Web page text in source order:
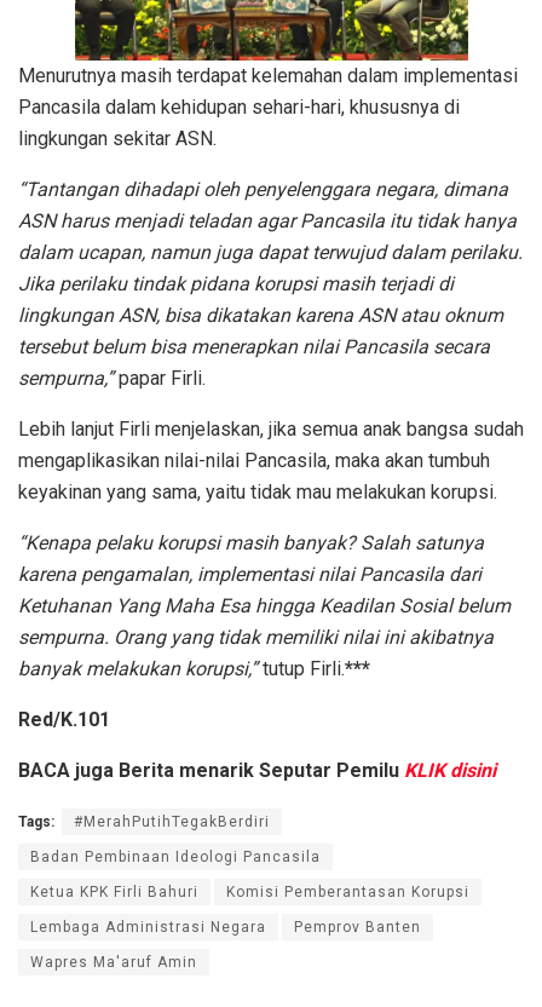
Menurutnya masih terdapat kelemahan dalam implementasi
Pancasila dalam kehidupan sehari-hari, khususnya di
lingkungan sekitar ASN.
“Tantangan dihadapi oleh penyelenggara negara, dimana
ASN harus menjadi teladan agar Pancasila itu tidak hanya
dalam ucapan, namun juga dapat terwujud dalam perilaku.
Jika perilaku tindak pidana korupsi masih terjadi di
lingkungan ASN, bisa dikatakan karena ASN atau oknum
tersebut belum bisa menerapkan nilai Pancasila secara
sempurna,”papar Firli.
Lebih lanjut Firli menjelaskan, jika semua anak bangsa sudah
mengaplikasikan nilai-nilai Pancasila, maka akan tumbuh
keyakinan yang sama, yaitu tidak mau melakukan korupsi.
“Kenapa pelaku korupsi masih banyak? Salah satunya
karena pengamalan, implementasi nilai Pancasila dari
Ketuhanan Yang Maha Esa hingga Keadilan Sosial belum
sempurna. Orang yang tidak memiliki nilai ini akibatnya
banyak melakukan korupsi,”tutup Firli.***
Red/K.101
BACA juga Berita menarik Seputar Pemilu KLIK disini
Tags: #MerahPutihTegakBerdiri
Badan Pembinaan Ideologi Pancasila
Ketua KPK Firli Bahuri Komisi Pemberantasan Korupsi
Lembaga Administrasi Negara Pemprov Banten
Wapres Ma'aruf Amin